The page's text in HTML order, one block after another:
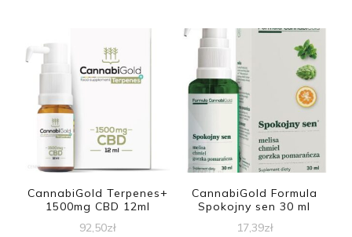
CannabiGold Terpenes+
1500mg CBD 12ml
92,50zł
CannabiGold Formula
Spokojny sen 30 ml
17,39zł